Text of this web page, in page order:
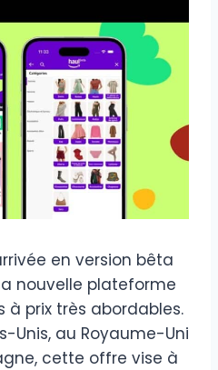
en version bêta
nouvelle plateforme
prix très abordables.
Unis, au Royaume-Uni
cette offre vise à